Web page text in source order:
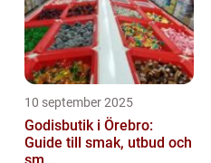
10 september 2025
Godisbutik i Örebro:
Guide till smak, utbud och